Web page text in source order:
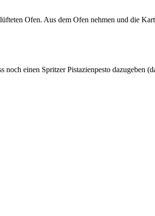
Ofen. Aus dem Ofen nehmen und die
einen Spritzer Pistazienpesto dazugeben